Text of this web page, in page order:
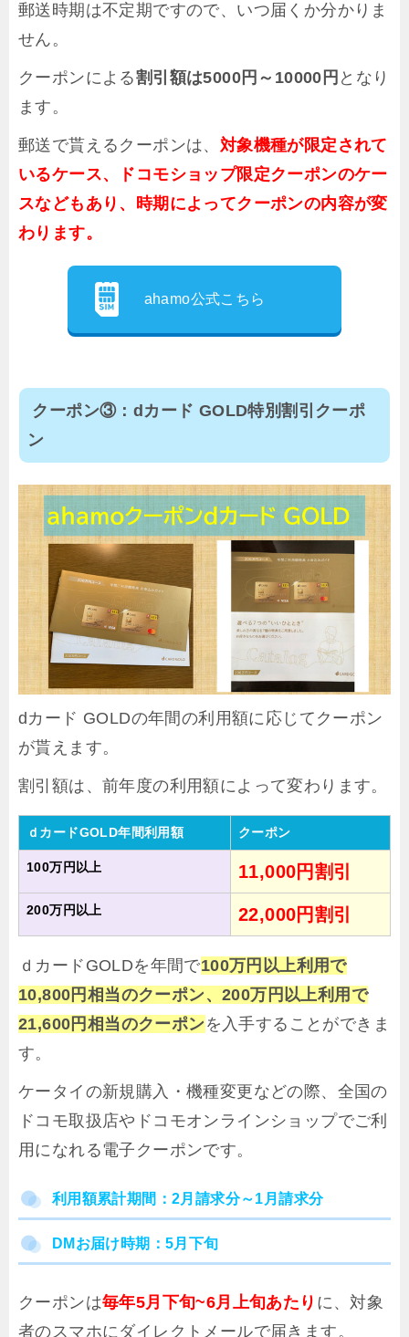
郵送時期は不定期ですので、いつ届くか分かりま
せん。
クーポンによる割引額は5000円～10000円 となり
ます。
郵送で貰えるクーポンは、 対象機種が限定されて
いるケース、ドコモショップ限定クーポンのケー
スなどもあり、時期によってクーポンの内容が変
わります。
ahamo公式こちら
クーポン③：dカード GOLD特別割引クーポ
ン
dカード GOLDの年間の利用額に応じてクーポン
が貰えます。
割引額は、前年度の利用額によって変わります。
ｄカードGOLD年間利用額 クーポン
100万円以上 11,000円割引
200万円以上 22,000円割引
ｄカードGOLDを年間で100万円以上利用で
10,800円相当のクーポン、200万円以上利用で
21,600円相当のクーポンを入手することができま
す。
ケータイの新規購入・機種変更などの際、全国の
ドコモ取扱店やドコモオンラインショップでご利
用になれる電子クーポンです。
利用額累計期間：2月請求分～1月請求分
DMお届け時期：5月下旬
クーポンは毎年5月下旬~6月上旬あたり に、対象
者のスマホにダイレクトメールで届きます。